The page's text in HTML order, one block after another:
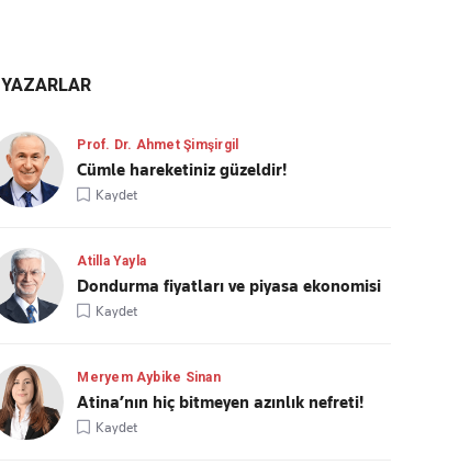
YAZARLAR
Prof. Dr. Ahmet Şimşirgil
Cümle hareketiniz güzeldir!
Kaydet
Atilla Yayla
Dondurma fiyatları ve piyasa ekonomisi
Kaydet
Meryem Aybike Sinan
Atina’nın hiç bitmeyen azınlık nefreti!
Kaydet